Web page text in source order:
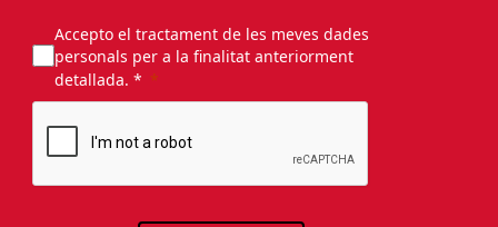
Accepto el tractament de les meves dades
personals per a la finalitat anteriorment
detallada. *